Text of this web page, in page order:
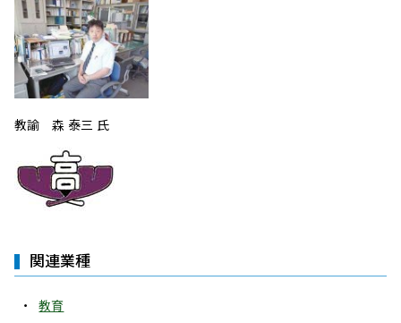
教諭 森 泰三 氏
関連業種
教育